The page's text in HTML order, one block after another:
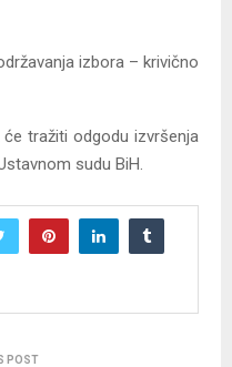
izbora – krivično
će tražiti odgodu izvršenja
sudu BiH.
POST